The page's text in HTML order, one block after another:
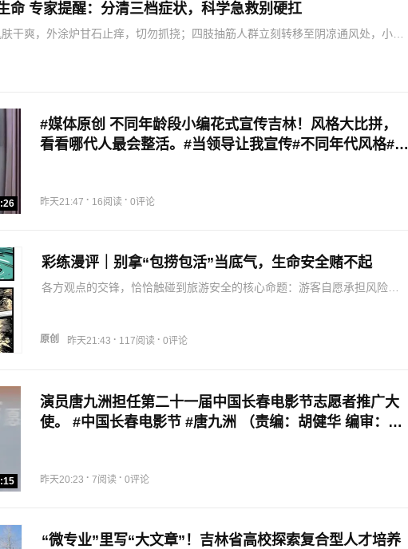
命 专家提醒：分清三档症状，科学急救别硬扛
干爽，外涂炉甘石止痒，切勿抓挠；四肢抽筋人群立刻转移至阴凉通风处，小口
#媒体原创 不同年龄段小编花式宣传吉林！风格大比拼，
看看哪代人最会整活。#当领导让我宣传#不同年代风格#领
昨天21:47 · 16阅读 · 0评论
彩练漫评｜别拿“包捞包活”当底气，生命安全赌不起
各方观点的交锋，恰恰触碰到旅游安全的核心命题：游客自愿承担风险，
换取流量，靠惊险…
原创 昨天21:43 · 117阅读 · 0评论
演员唐九洲担任第二十一届中国长春电影节志愿者推广大
使。 #中国长春电影节 #唐九洲 （责编：胡健华 编审：裴
昨天20:23 · 7阅读 · 0评论
“微专业”里写“大文章”！吉林省高校探索复合型人才培养